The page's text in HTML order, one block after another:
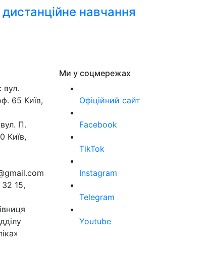
навчання
вул.
65 Київ,
вул. П.
Київ,
15,
Ми у соцмережах
Офіційний сайт
Facebook
TikTok
Instagram
Telegram
Youtube